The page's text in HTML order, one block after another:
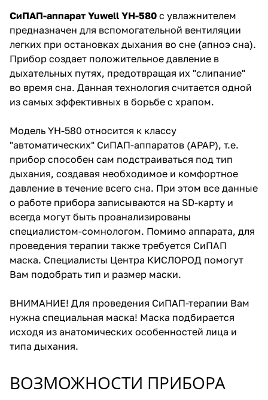
СиПАП-аппарат Yuwell YH-580 с увлажнителем
предназначен для вспомогательной вентиляции
легких при остановках дыхания во сне (апноэ сна).
Прибор создает положительное давление в
дыхательных путях, предотвращая их "слипание"
во время сна. Данная технология считается одной
из самых эффективных в борьбе с храпом.
Модель YH-580 относится к классу
"автоматических" СиПАП-аппаратов (APAP), т.е.
прибор способен сам подстраиваться под тип
дыхания, создавая необходимое и комфортное
давление в течение всего сна. При этом все данные
о работе прибора записываются на SD-карту и
всегда могут быть проанализированы
специалистом-сомнологом. Помимо аппарата, для
проведения терапии также требуется СиПАП
маска. Специалисты Центра КИСЛОРОД помогут
Вам подобрать тип и размер маски.
ВНИМАНИЕ! Для проведения СиПАП-терапии Вам
нужна специальная маска! Маска подбирается
исходя из анатомических особенностей лица и
типа дыхания.
ВОЗМОЖНОСТИ ПРИБОРА